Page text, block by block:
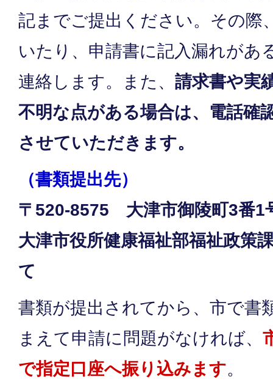
記までご提出ください。その際
いたり、申請書に記入漏れがあ
連絡します。また、 請求書や実
不明な点がある場合は、電話確
させていただきます。
（書類提出先）
〒520-8575 大津市御陵町3
大津市役所健康福祉部福祉政策
て
書類が提出されてから、市で書
まえて申請に問題がなければ、
で指定口座へ振り込みます。